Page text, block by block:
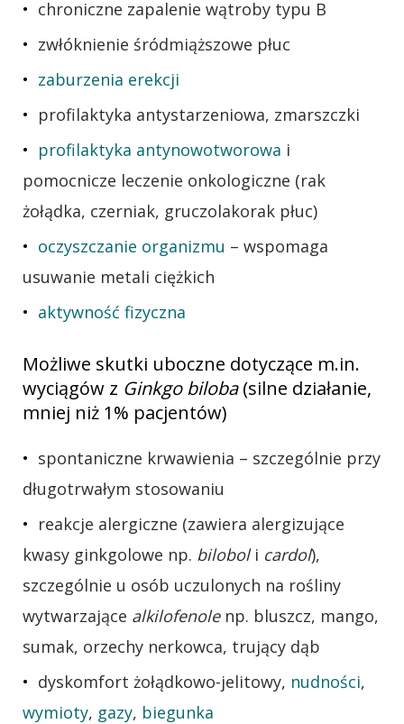
chroniczne zapalenie wątroby typu B
zwłóknienie śródmiąższowe płuc
zaburzenia erekcji
profilaktyka antystarzeniowa, zmarszczki
profilaktyka antynowotworowa i
pomocnicze leczenie onkologiczne (rak
żołądka, czerniak, gruczolakorak płuc)
oczyszczanie organizmu – wspomaga
usuwanie metali ciężkich
aktywność fizyczna
Możliwe skutki uboczne dotyczące m.in.
wyciągów z Ginkgo biloba(silne działanie,
mniej niż 1% pacjentów)
spontaniczne krwawienia – szczególnie przy
długotrwałym stosowaniu
reakcje alergiczne (zawiera alergizujące
kwasy ginkgolowe np. biloboli cardol),
szczególnie u osób uczulonych na rośliny
wytwarzające alkilofenolenp. bluszcz, mango,
sumak, orzechy nerkowca, trujący dąb
dyskomfort żołądkowo-jelitowy, nudności,
wymioty, gazy, biegunka